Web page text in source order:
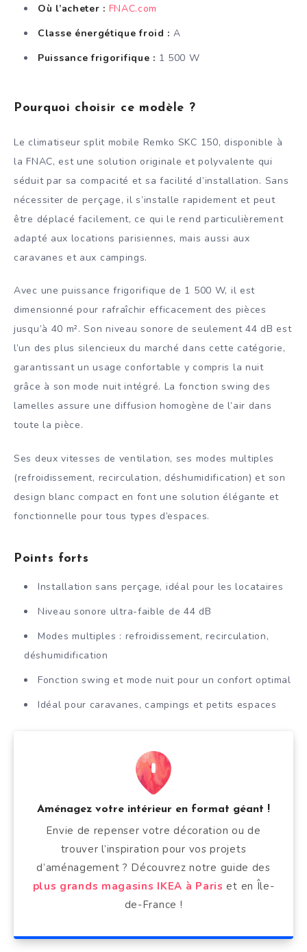
Où l’acheter : FNAC.com
Classe énergétique froid : A
Puissance frigorifique : 1 500 W
Pourquoi choisir ce modèle ?
Le climatiseur split mobile Remko SKC 150, disponible à
la FNAC, est une solution originale et polyvalente qui
séduit par sa compacité et sa facilité d’installation. Sans
nécessiter de perçage, il s’installe rapidement et peut
être déplacé facilement, ce qui le rend particulièrement
adapté aux locations parisiennes, mais aussi aux
caravanes et aux campings.
Avec une puissance frigorifique de 1 500 W, il est
dimensionné pour rafraîchir efficacement des pièces
jusqu’à 40 m². Son niveau sonore de seulement 44 dB est
l’un des plus silencieux du marché dans cette catégorie,
garantissant un usage confortable y compris la nuit
grâce à son mode nuit intégré. La fonction swing des
lamelles assure une diffusion homogène de l’air dans
toute la pièce.
Ses deux vitesses de ventilation, ses modes multiples
(refroidissement, recirculation, déshumidification) et son
design blanc compact en font une solution élégante et
fonctionnelle pour tous types d’espaces.
Points forts
Installation sans perçage, idéal pour les locataires
Niveau sonore ultra-faible de 44 dB
Modes multiples : refroidissement, recirculation,
déshumidification
Fonction swing et mode nuit pour un confort optimal
Idéal pour caravanes, campings et petits espaces
Aménagez votre intérieur en format géant !
Envie de repenser votre décoration ou de
trouver l’inspiration pour vos projets
d’aménagement ? Découvrez notre guide des
plus grands magasins IKEA à Paris et en Île-
de-France !